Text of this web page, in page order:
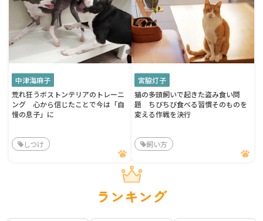
中津海麻子
荒れ狂うボストンテリアのトレーニ
ング 心から信じたことで今は「自
慢の息子」に
しつけ
宮脇灯子
猫の多頭飼いで起きた盗み食い問
題 ちびちび食べる習慣そのものを
変える作戦を決行
飼い方
ランキング